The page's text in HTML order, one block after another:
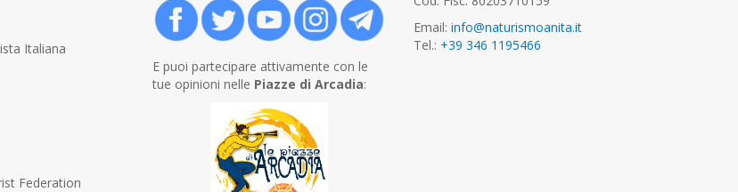
Italiana
Federation
E puoi partecipare attivamente con le
tue opinioni nelle Piazze di Arcadia:
Email: info@naturismoanita.it
Tel.: +39 346 1195466